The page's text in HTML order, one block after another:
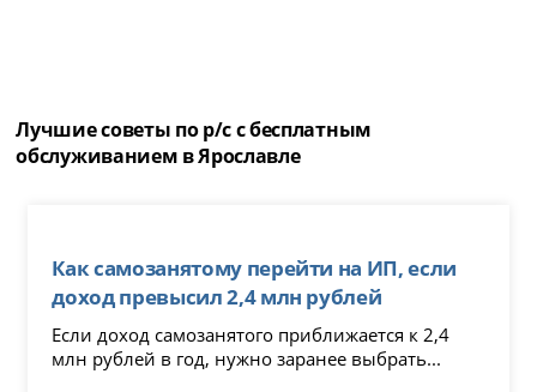
Лучшие советы по р/с с бесплатным
обслуживанием в Ярославле
Как самозанятому перейти на ИП, если
доход превысил 2,4 млн рублей
Если доход самозанятого приближается к 2,4
млн рублей в год, нужно заранее выбрать...